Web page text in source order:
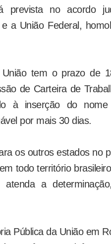
prevista no acordo
a União Federal,
tem o prazo de
de Carteira de
à inserção do
por mais 30 dias.
os outros estados no
todo território
a
Pública da União em